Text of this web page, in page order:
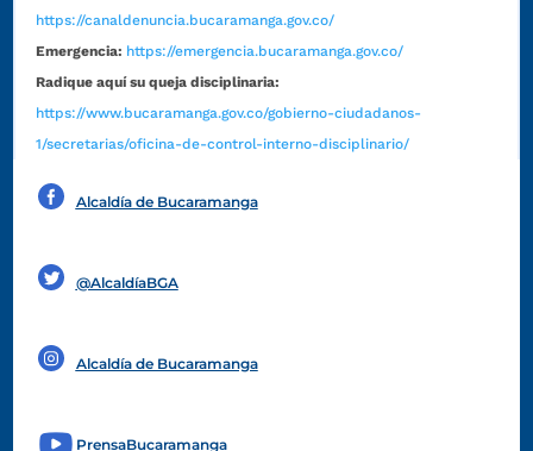
https://canaldenuncia.bucaramanga.gov.co/
Emergencia: https://emergencia.bucaramanga.gov.co/
Radique aquí su queja disciplinaria:
https://www.bucaramanga.gov.co/gobierno-ciudadanos-
1/secretarias/oficina-de-control-interno-disciplinario/
Alcaldía de Bucaramanga
@AlcaldíaBGA
Alcaldía de Bucaramanga
PrensaBucaramanga